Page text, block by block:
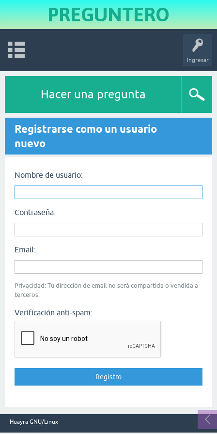
PREGUNTERO
Ingresar
Hacer una pregunta
Registrarse como un usuario
nuevo
Nombre de usuario:
Contraseña:
Email:
Privacidad: Tu dirección de email no será compartida o vendida a
terceros.
Verificación anti-spam:
Huayra GNU/Linux